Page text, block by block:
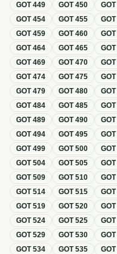
GOT449 GOT450 GOT
GOT454 GOT455 GOT
GOT459 GOT460 GOT
GOT464 GOT465 GOT
GOT469 GOT470 GOT
GOT474 GOT475 GOT
GOT479 GOT480 GOT
GOT484 GOT485 GOT
GOT489 GOT490 GOT
GOT494 GOT495 GOT
GOT499 GOT500 GOT
GOT504 GOT505 GOT
GOT509 GOT510 GOT
GOT514 GOT515 GOT
GOT519 GOT520 GOT
GOT524 GOT525 GOT
GOT529 GOT530 GOT
GOT534 GOT535 GOT